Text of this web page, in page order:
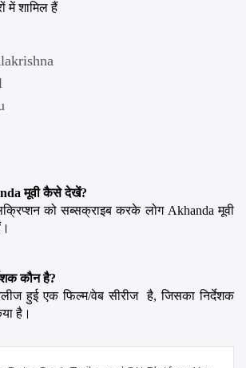
में शामिल हैं
मूवी कैसे देखें?
को सब्सक्राइब करके लोग Akhanda मूवी
कौन है?
हुई एक फिल्म/वेब सीरीज  है, जिसका निर्देशक
है।